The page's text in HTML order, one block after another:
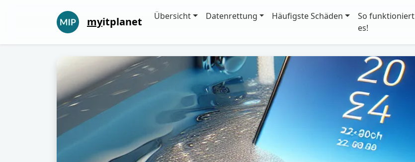
myitplanet Übersicht Datenrettung Häufigste Schäden
So funktioniert
es!